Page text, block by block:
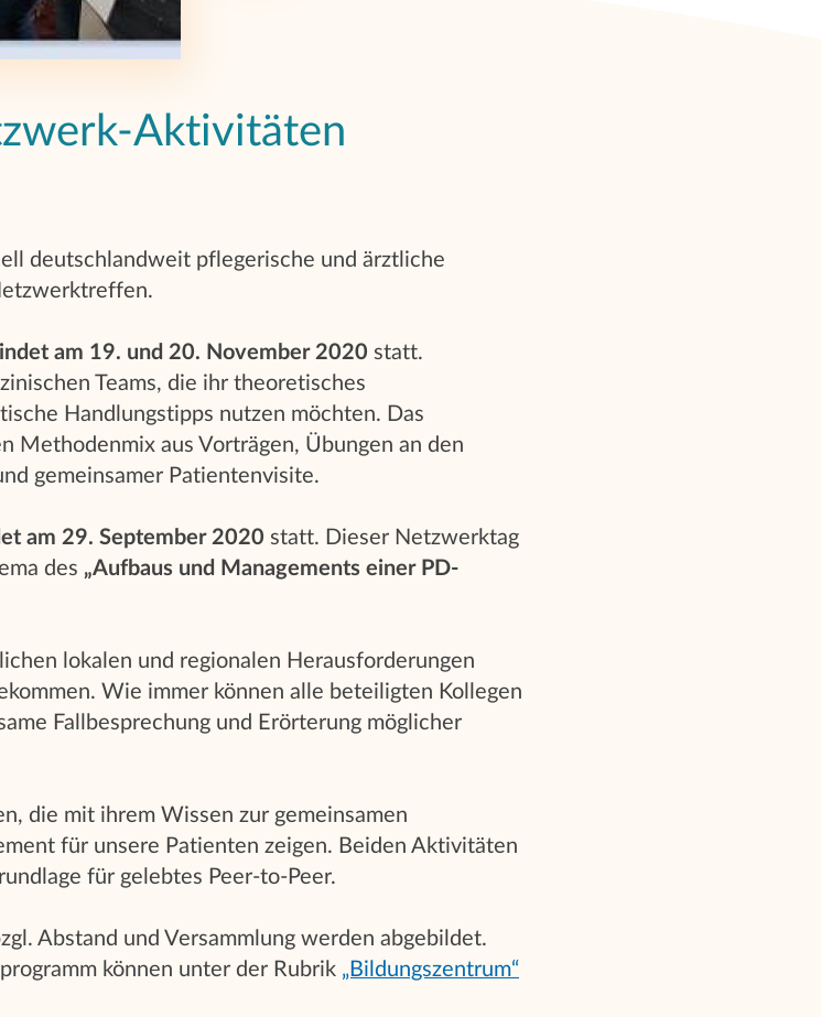
Aktivitäten
deutschlandweit pflegerische und ärztliche
am 19. und 20. November 2020 statt.
Teams, die ihr theoretisches
Handlungstipps nutzen möchten. Das
Methodenmix aus Vorträgen, Übungen an den
gemeinsamer Patientenvisite.
am 29. September 2020 statt. Dieser Netzwerktag
des „Aufbaus und Managements einer PD-
lokalen und regionalen Herausforderungen
Wie immer können alle beteiligten Kollegen
Fallbesprechung und Erörterung möglicher
die mit ihrem Wissen zur gemeinsamen
für unsere Patienten zeigen. Beiden Aktivitäten
für gelebtes Peer-to-Peer.
Abstand und Versammlung werden abgebildet.
können unter der Rubrik „Bildungszentrum“